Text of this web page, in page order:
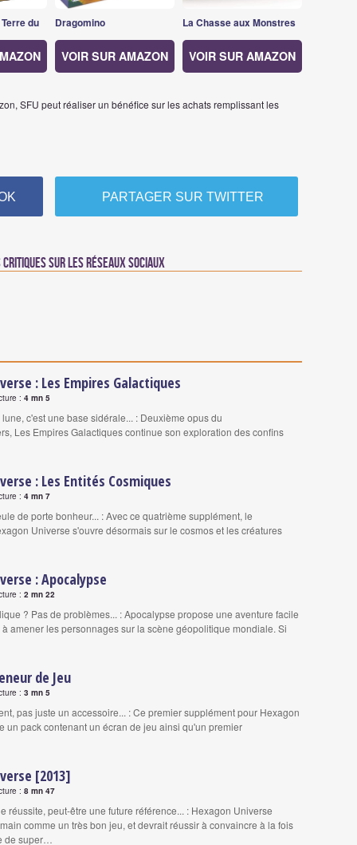
du Dragomino
VOIR SUR AMAZON
La Chasse aux Monstres
VOIR SUR AMAZON
SFU peut réaliser un bénéfice sur les achats remplissant les
PARTAGER SUR TWITTER
sur les réseaux sociaux
: Les Empires Galactiques
: 4 mn 5
c'est une base sidérale... : Deuxième opus du
Les Empires Galactiques continue son exploration des confins
: Les Entités Cosmiques
: 4 mn 7
de porte bonheur... : Avec ce quatrième supplément, le
Universe s'ouvre désormais sur le cosmos et les créatures
: Apocalypse
: 2 mn 22
? Pas de problèmes... : Apocalypse propose une aventure facile
amener les personnages sur la scène géopolitique mondiale. Si
de Jeu
: 3 mn 5
pas juste un accessoire... : Ce premier supplément pour Hexagon
un pack contenant un écran de jeu ainsi qu'un premier
[2013]
: 8 mn 47
réussite, peut-être une future référence... : Hexagon Universe
comme un très bon jeu, et devrait réussir à convaincre à la fois
de super…